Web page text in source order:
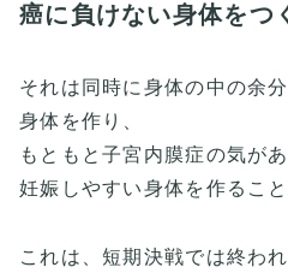
癌に負けない身体をつ
それは同時に身体の中の余
身体を作り、
もともと子宮内膜症の気が
妊娠しやすい身体を作るこ
これは、短期決戦では終われ